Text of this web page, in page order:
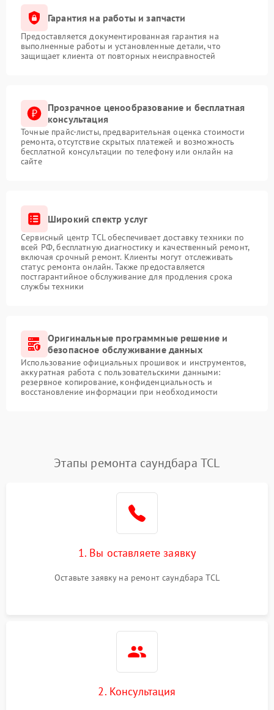
Гарантия на работы и запчасти
Предоставляется документированная гарантия на
выполненные работы и установленные детали, что
защищает клиента от повторных неисправностей
Прозрачное ценообразование и бесплатная
консультация
Точные прайс-листы, предварительная оценка стоимости
ремонта, отсутствие скрытых платежей и возможность
бесплатной консультации по телефону или онлайн на
сайте
Широкий спектр услуг
Сервисный центр TCL обеспечивает доставку техники по
всей РФ, бесплатную диагностику и качественный ремонт,
включая срочный ремонт. Клиенты могут отслеживать
статус ремонта онлайн. Также предоставляется
постгарантийное обслуживание для продления срока
службы техники
Оригинальные программные решение и
безопасное обслуживание данных
Использование официальных прошивок и инструментов,
аккуратная работа с пользовательскими данными:
резервное копирование, конфиденциальность и
восстановление информации при необходимости
Этапы ремонта саундбара TCL
1. Вы оставляете заявку
Оставьте заявку на ремонт саундбара TCL
2. Консультация